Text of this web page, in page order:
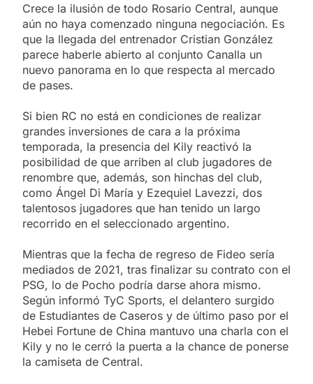
Crece la ilusión de todo Rosario Central, aunque
aún no haya comenzado ninguna negociación. Es
que la llegada del entrenador Cristian González
parece haberle abierto al conjunto Canalla un
nuevo panorama en lo que respecta al mercado
de pases.
Si bien RC no está en condiciones de realizar
grandes inversiones de cara a la próxima
temporada, la presencia del Kily reactivó la
posibilidad de que arriben al club jugadores de
renombre que, además, son hinchas del club,
como Ángel Di María y Ezequiel Lavezzi, dos
talentosos jugadores que han tenido un largo
recorrido en el seleccionado argentino.
Mientras que la fecha de regreso de Fideo sería
mediados de 2021, tras finalizar su contrato con el
PSG, lo de Pocho podría darse ahora mismo.
Según informó TyC Sports, el delantero surgido
de Estudiantes de Caseros y de último paso por el
Hebei Fortune de China mantuvo una charla con el
Kily y no le cerró la puerta a la chance de ponerse
la camiseta de Central.